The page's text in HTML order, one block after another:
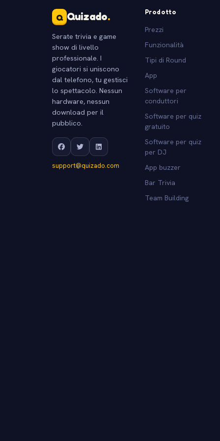
Q Quizado.
Serate trivia e game
show di livello
professionale. I
giocatori si uniscono
dal telefono, tu gestisci
lo spettacolo. Nessun
hardware, nessun
download per il
pubblico.
support@quizado.com
Prodotto
Prezzi
Funzionalità
Tipi di Round
App
Software per
conduttori
Software per quiz
gratuito
Software per quiz
per DJ
App buzzer
Bar Trivia
Team Building